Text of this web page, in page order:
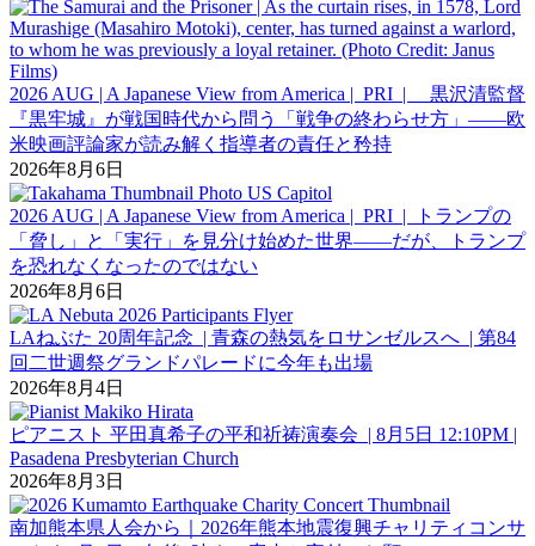
2026 AUG | A Japanese View from America | PRI | 黒沢清監督
『黒牢城』が戦国時代から問う「戦争の終わらせ方」――欧
米映画評論家が読み解く指導者の責任と矜持
2026年8月6日
2026 AUG | A Japanese View from America | PRI | トランプの
「脅し」と「実行」を見分け始めた世界――だが、トランプ
を恐れなくなったのではない
2026年8月6日
LAねぶた 20周年記念 | 青森の熱気をロサンゼルスへ | 第84
回二世週祭グランドパレードに今年も出場
2026年8月4日
ピアニスト 平田真希子の平和祈祷演奏会 | 8月5日 12:10PM |
Pasadena Presbyterian Church
2026年8月3日
南加熊本県人会から｜2026年熊本地震復興チャリティコンサ